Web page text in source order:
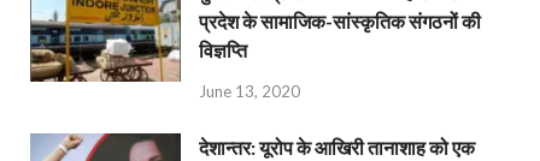
प्रदेश के सामाजिक-सांस्कृतिक संगठनों की
विज्ञप्ति
June 13, 2020
देशान्‍तर: यूरोप के आखिरी तानाशाह को एक